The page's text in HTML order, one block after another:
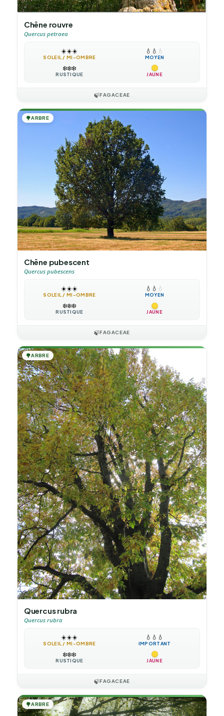
Chêne rouvre
Quercus petraea
☀️☀️☀️
SOLEIL / MI-OMBRE
💧 💧 💧
MOYEN
❄️❄️❄️
RUSTIQUE JAUNE
🍃FAGACEAE
🌳ARBRE
Chêne pubescent
Quercus pubescens
☀️☀️☀️
SOLEIL / MI-OMBRE
💧 💧 💧
MOYEN
❄️❄️❄️
RUSTIQUE JAUNE
🍃FAGACEAE
🌳ARBRE
Quercus rubra
Quercus rubra
☀️☀️☀️
SOLEIL / MI-OMBRE
💧 💧 💧
IMPORTANT
❄️❄️❄️
RUSTIQUE JAUNE
🍃FAGACEAE
🌳ARBRE